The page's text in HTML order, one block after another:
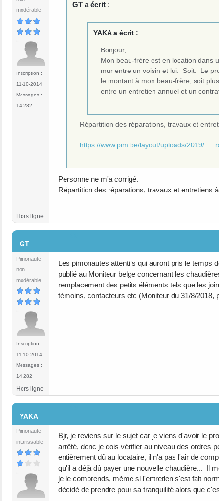
modérable
Inscription :
11-10-2014
Messages :
14 282
GT a écrit :
YAKA a écrit :
Bonjour,
Mon beau-frère est en location dans
mur entre un voisin et lui. Soit. Le
le montant à mon beau-frère, soit
entre un entretien annuel et un
Répartition des réparations, travaux et
https://www.pim.be/layout/uploads/2019/ …
Personne ne m'a corrigé.
Répartition des réparations, travaux et entretiens
Hors ligne
GT
Pimonaute
non
modérable
Inscription :
11-10-2014
Messages :
14 282
Les pimonautes attentifs qui auront pris le temps
publié au Moniteur belge concernant les
remplacement des petits éléments tels que les
témoins, contacteurs etc (Moniteur du 31/8/2018,
Hors ligne
YAKA
Pimonaute
intarissable
Bjr, je reviens sur le sujet car je viens d'avoir le
arrêté, donc je dois vérifier au niveau des ordres
entièrement dû au locataire, il n'a pas l'air de
qu'il a déjà dû payer une nouvelle chaudière... Il
je le comprends, même si l'entretien s'est fait
décidé de prendre pour sa tranquilité alors que